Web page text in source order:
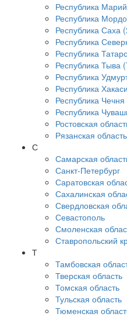
Республика
Республика
Республика Саха
Республика
Республика
Республика Тыва
Республика
Республика
Республика Чечня
Республика
Ростовская
Рязанская область
С
Самарская
Санкт-Петербург
Саратовская
Сахалинская
Свердловская
Севастополь
Смоленская
Ставропольский
Т
Тамбовская
Тверская область
Томская область
Тульская область
Тюменская